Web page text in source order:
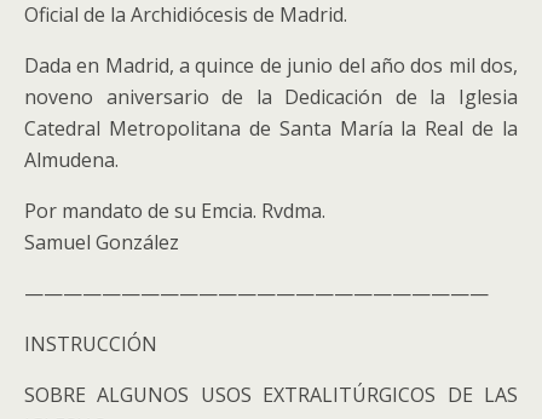
Oficial de la Archidiócesis de Madrid.
Dada en Madrid, a quince de junio del año dos mil dos,
noveno aniversario de la Dedicación de la Iglesia
Catedral Metropolitana de Santa María la Real de la
Almudena.
Por mandato de su Emcia. Rvdma.
Samuel González
————————————————————————
INSTRUCCIÓN
SOBRE ALGUNOS USOS EXTRALITÚRGICOS DE LAS